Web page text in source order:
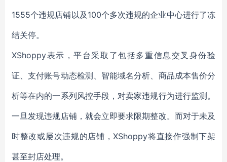
1555个违规店铺以及100个多次违规的企业中心进行了冻
结关停。
XShoppy表示，平台采取了包括多重信息交叉身份验
证、支付账号动态检测、智能域名分析、商品成本售价分
析等在内的一系列风控手段，对卖家违规行为进行监测。
一旦发现违规店铺，就会立即要求限期整改。而对于未及
时整改或屡次违规的店铺，XShoppy将直接作强制下架
甚至封店处理。